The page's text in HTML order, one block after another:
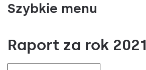
Szybkie menu
Raport za rok 2021